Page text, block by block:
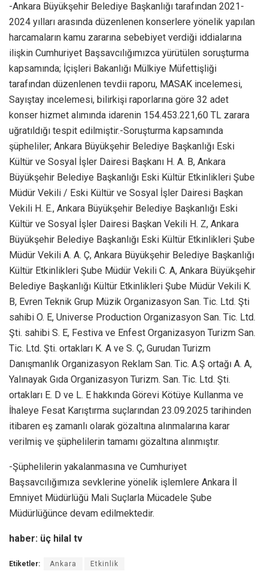
-Ankara Büyükşehir Belediye Başkanlığı tarafından 2021-
2024 yılları arasında düzenlenen konserlere yönelik yapılan
harcamaların kamu zararına sebebiyet verdiği iddialarına
ilişkin Cumhuriyet Başsavcılığımızca yürütülen soruşturma
kapsamında; İçişleri Bakanlığı Mülkiye Müfettişliği
tarafından düzenlenen tevdii raporu, MASAK incelemesi,
Sayıştay incelemesi, bilirkişi raporlarına göre 32 adet
konser hizmet alımında idarenin 154.453.221,60 TL zarara
uğratıldığı tespit edilmiştir.-Soruşturma kapsamında
şüpheliler; Ankara Büyükşehir Belediye Başkanlığı Eski
Kültür ve Sosyal İşler Dairesi Başkanı H. A. B, Ankara
Büyükşehir Belediye Başkanlığı Eski Kültür Etkinlikleri Şube
Müdür Vekili / Eski Kültür ve Sosyal İşler Dairesi Başkan
Vekili H. E., Ankara Büyükşehir Belediye Başkanlığı Eski
Kültür ve Sosyal İşler Dairesi Başkan Vekili H. Z, Ankara
Büyükşehir Belediye Başkanlığı Eski Kültür Etkinlikleri Şube
Müdür Vekili A. A. Ç, Ankara Büyükşehir Belediye Başkanlığı
Kültür Etkinlikleri Şube Müdür Vekili C. A, Ankara Büyükşehir
Belediye Başkanlığı Kültür Etkinlikleri Şube Müdür Vekili K.
B, Evren Teknik Grup Müzik Organizasyon San. Tic. Ltd. Şti
sahibi O. E, Universe Production Organizasyon San. Tic. Ltd.
Şti. sahibi S. E, Festiva ve Enfest Organizasyon Turizm San.
Tic. Ltd. Şti. ortakları K. A ve S. Ç, Gurudan Turizm
Danışmanlık Organizasyon Reklam San. Tic. A.Ş ortağı A. A,
Yalınayak Gıda Organizasyon Turizm. San. Tic. Ltd. Şti.
ortakları E. D ve L. E hakkında Görevi Kötüye Kullanma ve
İhaleye Fesat Karıştırma suçlarından 23.09.2025 tarihinden
itibaren eş zamanlı olarak gözaltına alınmalarına karar
verilmiş ve şüphelilerin tamamı gözaltına alınmıştır.
-Şüphelilerin yakalanmasına ve Cumhuriyet
Başsavcılığımıza sevklerine yönelik işlemlere Ankara İl
Emniyet Müdürlüğü Mali Suçlarla Mücadele Şube
Müdürlüğünce devam edilmektedir.
haber: üç hilal tv
Etiketler: Ankara Etkinlik